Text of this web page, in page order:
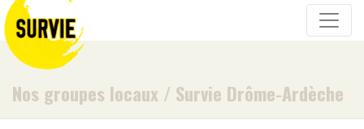
Nos groupes locaux / Survie Drôme-Ardèche